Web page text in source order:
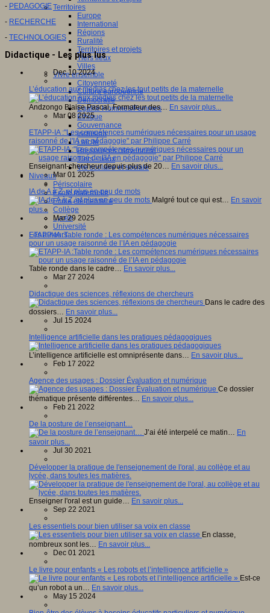
Territoires
Europe
International
Régions
Ruralité
Territoires et projets
Tiers lieux
Villes
Vivre ensemble
Citoyenneté
Culture européenne
Démocratie
Egalité Hommes/Femmes
Ethique
Gouvernance
Inclusion
Laïcité
Ressources citoyenneté
Tiers - lieux
Vie scolaire et sociale
Niveaux
Périscolaire
Ecole maternelle
Ecole élémentaire
Collège
Lycée
Université
Les auteurs
- PEDAGOGIE
- RECHERCHE
- TECHNOLOGIES
Didactique - Les plus lus
Dec 10 2024
L’éducation aux médias chez les tout petits de la maternelle
Andzongo Blaise Pascal, Formateur des… En savoir plus...
Mar 08 2025
ETAPP-IA :"Les compétences numériques nécessaires pour un usage
raisonné de l'IA en pédagogie" par Philippe Carré
Enseignant-chercheur depuis plus de 20… En savoir plus...
Mar 01 2025
IA de A à Z, et plus en peu de mots
Malgré tout ce qui est… En savoir
plus...
Mar 29 2025
ETAPP-IA :Table ronde : Les compétences numériques nécessaires
pour un usage raisonné de l’IA en pédagogie
Table ronde dans le cadre… En savoir plus...
Mar 27 2024
Didactique des sciences, réflexions de chercheurs
Dans le cadre des
dossiers… En savoir plus...
Jul 15 2024
Intelligence artificielle dans les pratiques pédagogiques
L’intelligence artificielle est omniprésente dans… En savoir plus...
Feb 17 2022
Agence des usages : Dossier Évaluation et numérique
Ce dossier
thématique présente différentes… En savoir plus...
Feb 21 2022
De la posture de l’enseignant…
J’ai été interpelé ce matin… En
savoir plus...
Jul 30 2021
Développer la pratique de l'enseignement de l'oral, au collège et au
lycée, dans toutes les matières.
Enseigner l'oral est un guide… En savoir plus...
Sep 22 2021
Les essentiels pour bien utiliser sa voix en classe
En classe,
nombreux sont les… En savoir plus...
Dec 01 2021
Le livre pour enfants « Les robots et l’intelligence artificielle »
Est-ce
qu’un robot a un… En savoir plus...
May 15 2024